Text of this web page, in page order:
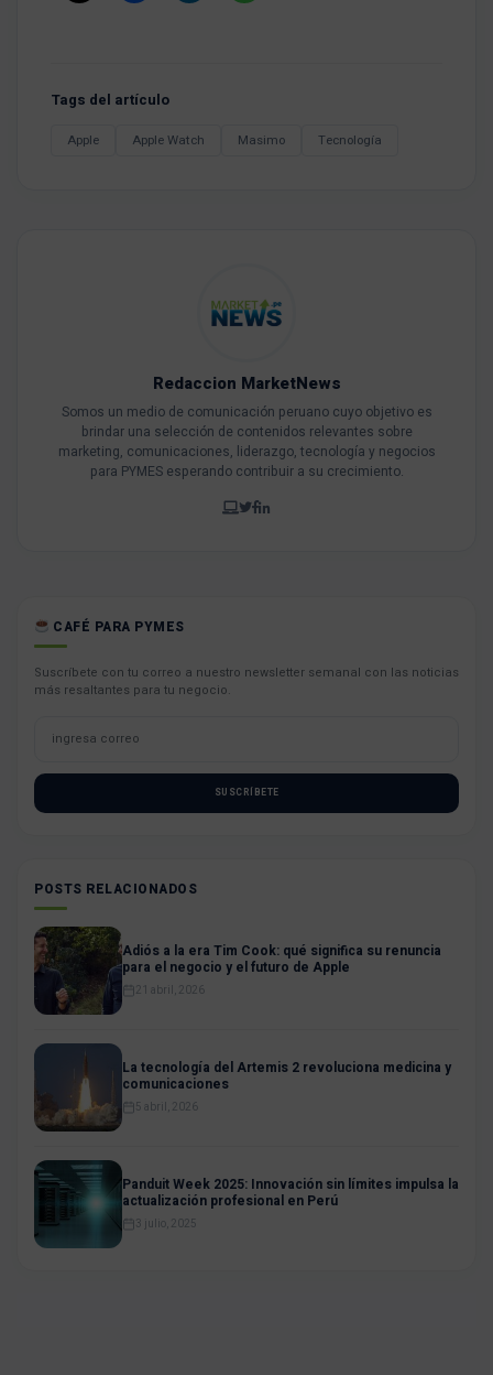
Tags del artículo
Apple Apple Watch Masimo Tecnología
Redaccion MarketNews
Somos un medio de comunicación peruano cuyo objetivo es
brindar una selección de contenidos relevantes sobre
marketing, comunicaciones, liderazgo, tecnología y negocios
para PYMES esperando contribuir a su crecimiento.
CAFÉ PARA PYMES
Suscríbete con tu correo a nuestro newsletter semanal con las noticias
más resaltantes para tu negocio.
SUSCRÍBETE
POSTS RELACIONADOS
Adiós a la era Tim Cook: qué significa su renuncia
para el negocio y el futuro de Apple
21 abril, 2026
La tecnología del Artemis 2 revoluciona medicina y
comunicaciones
5 abril, 2026
Panduit Week 2025: Innovación sin límites impulsa la
actualización profesional en Perú
3 julio, 2025